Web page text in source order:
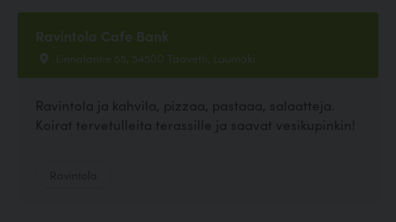
Ravintola Cafe Bank
Linnalantie 55, 54500 Taavetti, Luumäki
Ravintola ja kahvila, pizzaa, pastaaa, salaatteja.
Koirat tervetulleita terassille ja saavat vesikupinkin!